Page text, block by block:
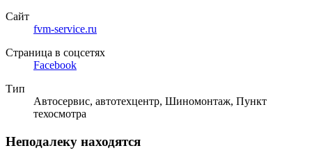
Сайт
fvm-service.ru
Страница в соцсетях
Facebook
Тип
Автосервис, автотехцентр, Шиномонтаж, Пункт
техосмотра
Неподалеку находятся